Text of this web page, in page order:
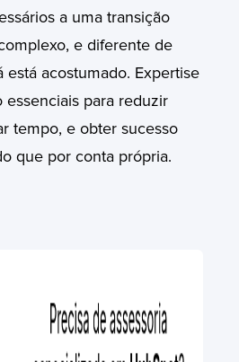
a uma transição
e diferente de
acostumado. Expertise
essenciais para reduzir
tempo, e obter sucesso
que por conta própria.